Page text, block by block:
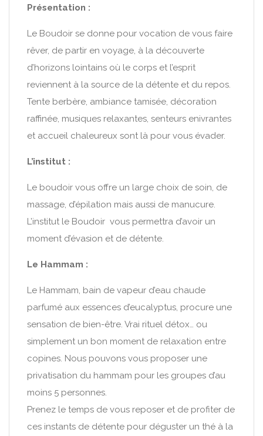
Présentation :
Le Boudoir se donne pour vocation de vous faire
rêver, de partir en voyage, à la découverte
d’horizons lointains où le corps et l’esprit
reviennent à la source de la détente et du repos.
Tente berbère, ambiance tamisée, décoration
raffinée, musiques relaxantes, senteurs enivrantes
et accueil chaleureux sont là pour vous évader.
L’institut :
Le boudoir vous offre un large choix de soin, de
massage, d’épilation mais aussi de manucure.
L’institut le Boudoir vous permettra d’avoir un
moment d’évasion et de détente.
Le Hammam :
Le Hammam, bain de vapeur d’eau chaude
parfumé aux essences d’eucalyptus, procure une
sensation de bien-être. Vrai rituel détox… ou
simplement un bon moment de relaxation entre
copines. Nous pouvons vous proposer une
privatisation du hammam pour les groupes d’au
moins 5 personnes.
Prenez le temps de vous reposer et de profiter de
ces instants de détente pour déguster un thé à la